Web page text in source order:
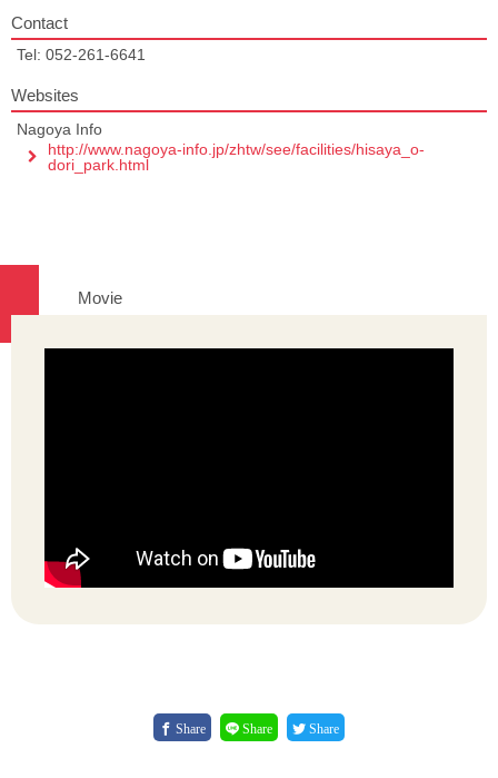
Contact
Tel: 052-261-6641
Websites
Nagoya Info
http://www.nagoya-info.jp/zhtw/see/facilities/hisaya_o-
dori_park.html
Movie
Share Share Share